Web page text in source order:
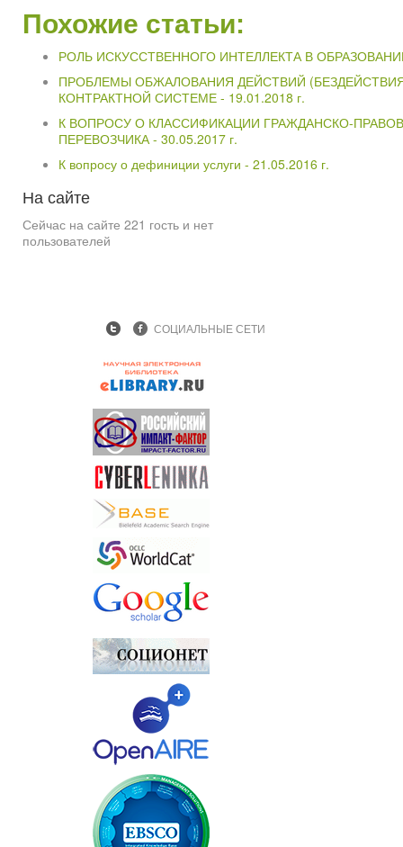
Похожие статьи:
РОЛЬ ИСКУССТВЕННОГО ИНТЕЛЛЕКТА В
ПРОБЛЕМЫ ОБЖАЛОВАНИЯ ДЕЙСТВИЙ
КОНТРАКТНОЙ СИСТЕМЕ - 19.01.2018 г.
К ВОПРОСУ О КЛАССИФИКАЦИИ ГРАЖДАНСКО-
ПЕРЕВОЗЧИКА - 30.05.2017 г.
К вопросу о дефиниции услуги - 21.05.2016 г.
На сайте
Сейчас на сайте 221 гость и нет
пользователей
СОЦИАЛЬНЫЕ СЕТИ